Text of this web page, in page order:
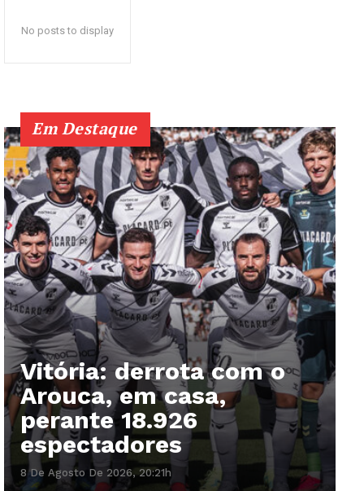
No posts to display
Em Destaque
Vitória: derrota com o
Arouca, em casa,
perante 18.926
espectadores
8 De Agosto De 2026, 20:21h